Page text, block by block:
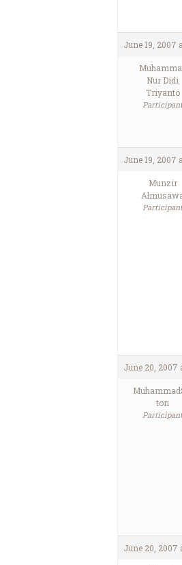
June 19, 2007
Nur Didi
Triyanto
Participant
June 19, 2007
Munzir
Participant
June 20, 2007
ton
Participant
June 20, 2007